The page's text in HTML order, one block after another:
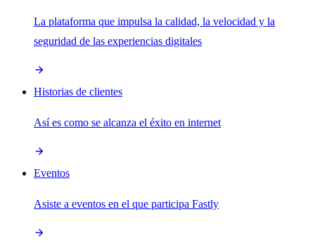
La plataforma que impulsa la calidad, la velocidad y la
seguridad de las experiencias digitales
Historias de clientes
Así es como se alcanza el éxito en internet
Eventos
Asiste a eventos en el que participa Fastly